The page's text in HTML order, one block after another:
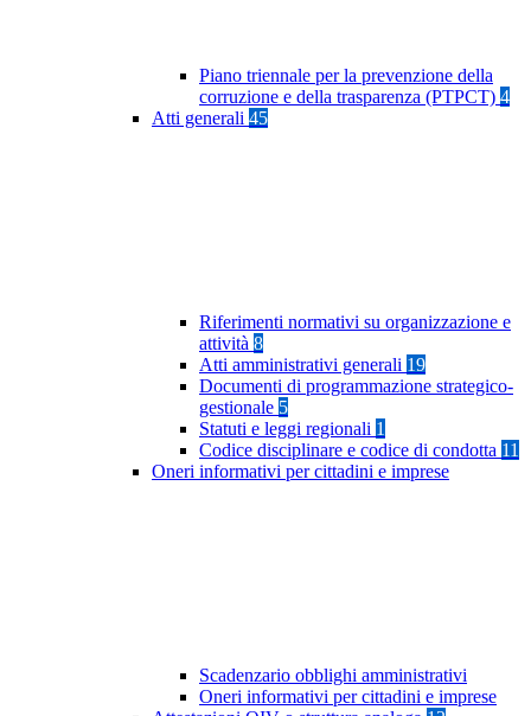
Piano triennale per la prevenzione della
corruzione e della trasparenza (PTPCT) 4
Atti generali 45
Riferimenti normativi su organizzazione e
attività 8
Atti amministrativi generali 19
Documenti di programmazione strategico-
gestionale 5
Statuti e leggi regionali 1
Codice disciplinare e codice di condotta 11
Oneri informativi per cittadini e imprese
Scadenzario obblighi amministrativi
Oneri informativi per cittadini e imprese